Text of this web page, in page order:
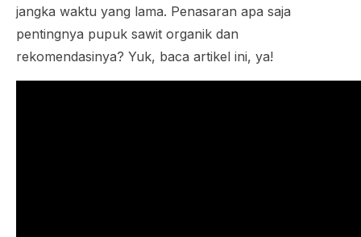
jangka waktu yang lama. Penasaran apa saja
pentingnya pupuk sawit organik dan
rekomendasinya? Yuk, baca artikel ini, ya!